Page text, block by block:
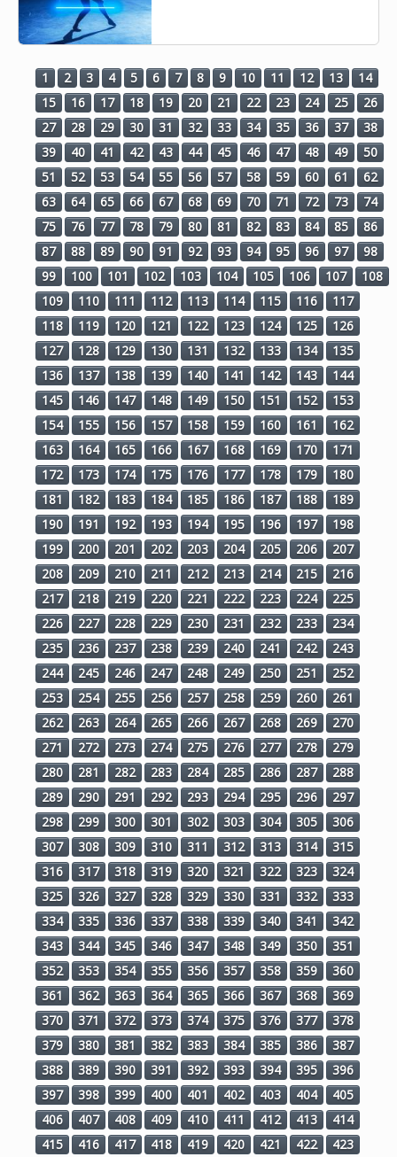
1 2 3 4 5 6 7 8 9 10 11 12 13
14
15
16 17 18 19 20 21 22 23 24 25
26
27
28 29 30 31 32 33 34 35 36 37
38
39
40 41 42 43 44 45 46 47 48 49
50
51
52 53 54 55 56 57 58 59 60 61
62
63
64 65 66 67 68 69 70 71 72 73
74
75
76 77 78 79 80 81 82 83 84 85
86
87
88 89 90 91 92 93 94 95 96 97
98
99
100 101 102 103 104 105 106 107
108
109
110 111 112 113 114 115 116
117
118
119 120 121 122 123 124 125
126
127
128 129 130 131 132 133 134
135
136
137 138 139 140 141 142 143
144
145
146 147 148 149 150 151 152
153
154
155 156 157 158 159 160 161
162
163
164 165 166 167 168 169 170
171
172
173 174 175 176 177 178 179
180
181
182 183 184 185 186 187 188
189
190
191 192 193 194 195 196 197
198
199
200 201 202 203 204 205 206
207
208
209 210 211 212 213 214 215
216
217
218 219 220 221 222 223 224
225
226
227 228 229 230 231 232 233
234
235
236 237 238 239 240 241 242
243
244
245 246 247 248 249 250 251
252
253
254 255 256 257 258 259 260
261
262
263 264 265 266 267 268 269
270
271
272 273 274 275 276 277 278
279
280
281 282 283 284 285 286 287
288
289
290 291 292 293 294 295 296
297
298
299 300 301 302 303 304 305
306
307
308 309 310 311 312 313 314
315
316
317 318 319 320 321 322 323
324
325
326 327 328 329 330 331 332
333
334
335 336 337 338 339 340 341
342
343
344 345 346 347 348 349 350
351
352
353 354 355 356 357 358 359
360
361
362 363 364 365 366 367 368
369
370
371 372 373 374 375 376 377
378
379
380 381 382 383 384 385 386
387
388
389 390 391 392 393 394 395
396
397
398 399 400 401 402 403 404
405
406
407 408 409 410 411 412 413
414
415
416 417 418 419 420 421 422
423